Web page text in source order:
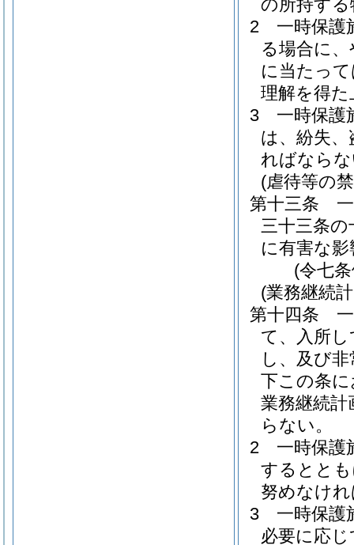
の所持す
2
一時保護
る場合に
に当たっ
理解を得
3
一時保護
は、紛失
ればなら
(虐待等の
第十三条
三十三条
に有害な
(令七
(業務継続
第十四条
て、入所
し、及び
下この条
業務継続
らない。
2
一時保護
するとと
努めなけ
3
一時保護
必要に応